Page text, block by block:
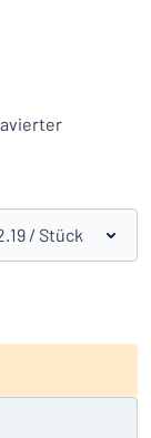
/ Stück